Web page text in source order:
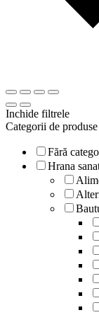
Inchide filtrele
Categorii de produse
Fără
Hrana